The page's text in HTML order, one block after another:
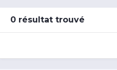
0 résultat trouvé